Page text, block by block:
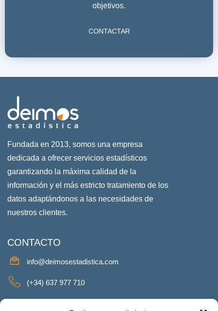
objetivos.
CONTACTAR
Fundada en 2013, somos una empresa
dedicada a ofrecer servicios estadísticos
garantizando la máxima calidad de la
información y el más estricto tratamiento de los
datos adaptándonos a las necesidades de
nuestros clientes.
CONTACTO
info@deimosestadistica.com
(+34) 637 977 710